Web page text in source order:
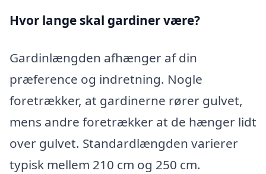
Hvor lange skal gardiner være?
Gardinlængden afhænger af din
præference og indretning. Nogle
foretrækker, at gardinerne rører gulvet,
mens andre foretrækker at de hænger lidt
over gulvet. Standardlængden varierer
typisk mellem 210 cm og 250 cm.